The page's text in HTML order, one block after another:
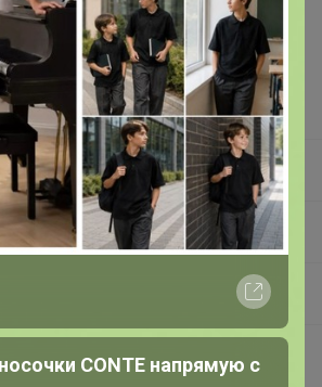
что ознакомлены с
и соглашаетесь сдоговором оферты.
СП106 LOKKA - *** ОСЕНЬ 2026 *** СКИДКИ ! Белорусский бренд от производителя по самым низким ценам.
CONTE напрямую с